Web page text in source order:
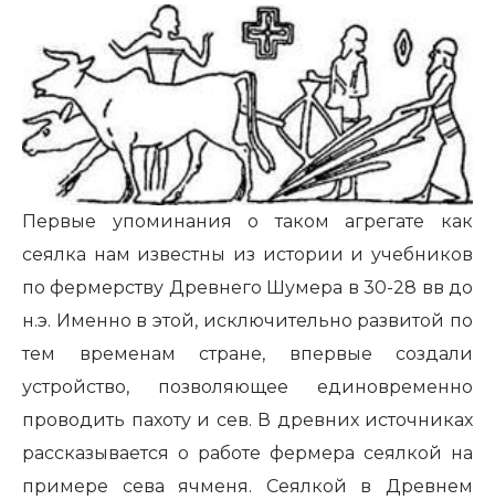
Первые упоминания о таком агрегате как
сеялка нам известны из истории и учебников
по фермерству Древнего Шумера в 30-28 вв до
н.э. Именно в этой, исключительно развитой по
тем временам стране, впервые создали
устройство, позволяющее единовременно
проводить пахоту и сев. В древних источниках
рассказывается о работе фермера сеялкой на
примере сева ячменя. Сеялкой в Древнем